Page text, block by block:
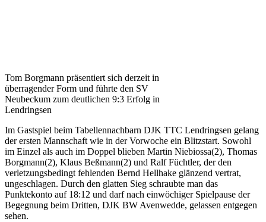
Tom Borgmann präsentiert sich derzeit in
überragender Form und führte den SV
Neubeckum zum deutlichen 9:3 Erfolg in
Lendringsen
Im Gastspiel beim Tabellennachbarn DJK TTC Lendringsen gelang
der ersten Mannschaft wie in der Vorwoche ein Blitzstart. Sowohl
im Einzel als auch im Doppel blieben Martin Niebiossa(2), Thomas
Borgmann(2), Klaus Beßmann(2) und Ralf Füchtler, der den
verletzungsbedingt fehlenden Bernd Hellhake glänzend vertrat,
ungeschlagen. Durch den glatten Sieg schraubte man das
Punktekonto auf 18:12 und darf nach einwöchiger Spielpause der
Begegnung beim Dritten, DJK BW Avenwedde, gelassen entgegen
sehen.